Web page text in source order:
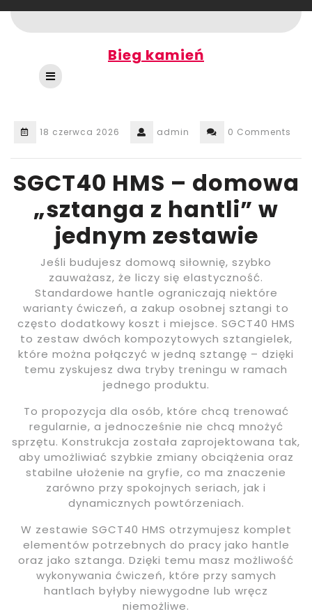
to
content
Bieg kamień
Open
18 czerwca 2026 admin 0 Comments
SGCT40 HMS – domowa
„sztanga z hantli” w
jednym zestawie
Jeśli budujesz domową siłownię, szybko
zauważasz, że liczy się elastyczność.
Standardowe hantle ograniczają niektóre
warianty ćwiczeń, a zakup osobnej sztangi to
często dodatkowy koszt i miejsce. SGCT40 HMS
to zestaw dwóch kompozytowych sztangielek,
które można połączyć w jedną sztangę – dzięki
temu zyskujesz dwa tryby treningu w ramach
jednego produktu.
To propozycja dla osób, które chcą trenować
regularnie, a jednocześnie nie chcą mnożyć
sprzętu. Konstrukcja została zaprojektowana tak,
aby umożliwiać szybkie zmiany obciążenia oraz
stabilne ułożenie na gryfie, co ma znaczenie
zarówno przy spokojnych seriach, jak i
dynamicznych powtórzeniach.
W zestawie SGCT40 HMS otrzymujesz komplet
elementów potrzebnych do pracy jako hantle
oraz jako sztanga. Dzięki temu masz możliwość
wykonywania ćwiczeń, które przy samych
hantlach byłyby niewygodne lub wręcz
niemożliwe.